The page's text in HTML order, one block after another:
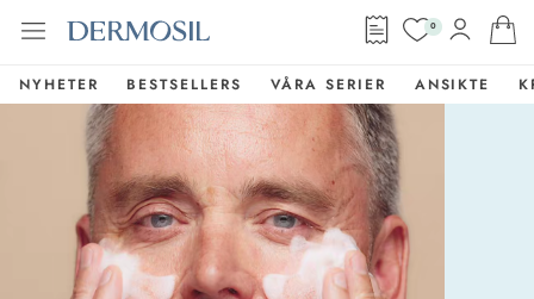
0
NYHETER BESTSELLERS VÅRA SERIER ANSIKTE